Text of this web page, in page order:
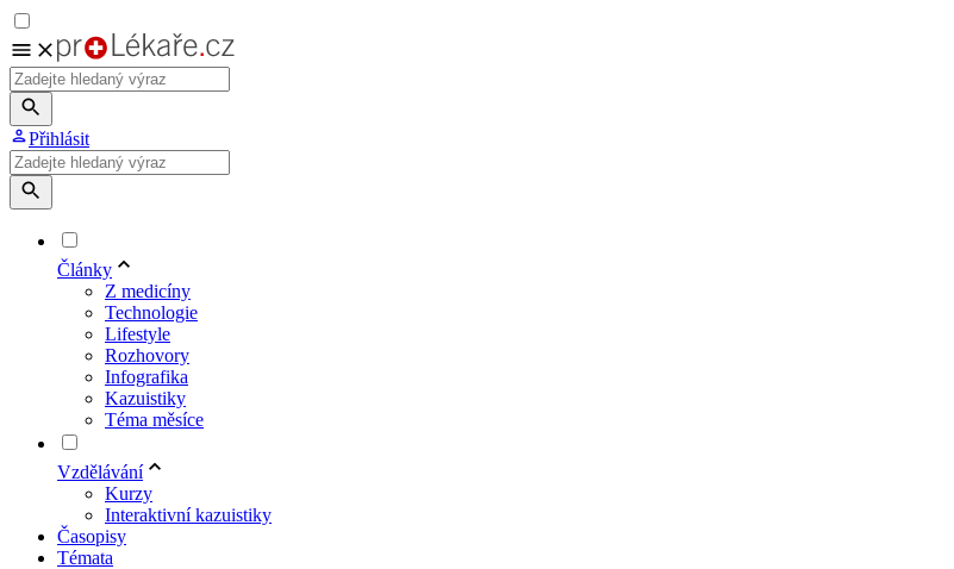
Přihlásit
Články
Z medicíny
Technologie
Lifestyle
Rozhovory
Infografika
Kazuistiky
Téma měsíce
Vzdělávání
Kurzy
Interaktivní kazuistiky
Časopisy
Témata